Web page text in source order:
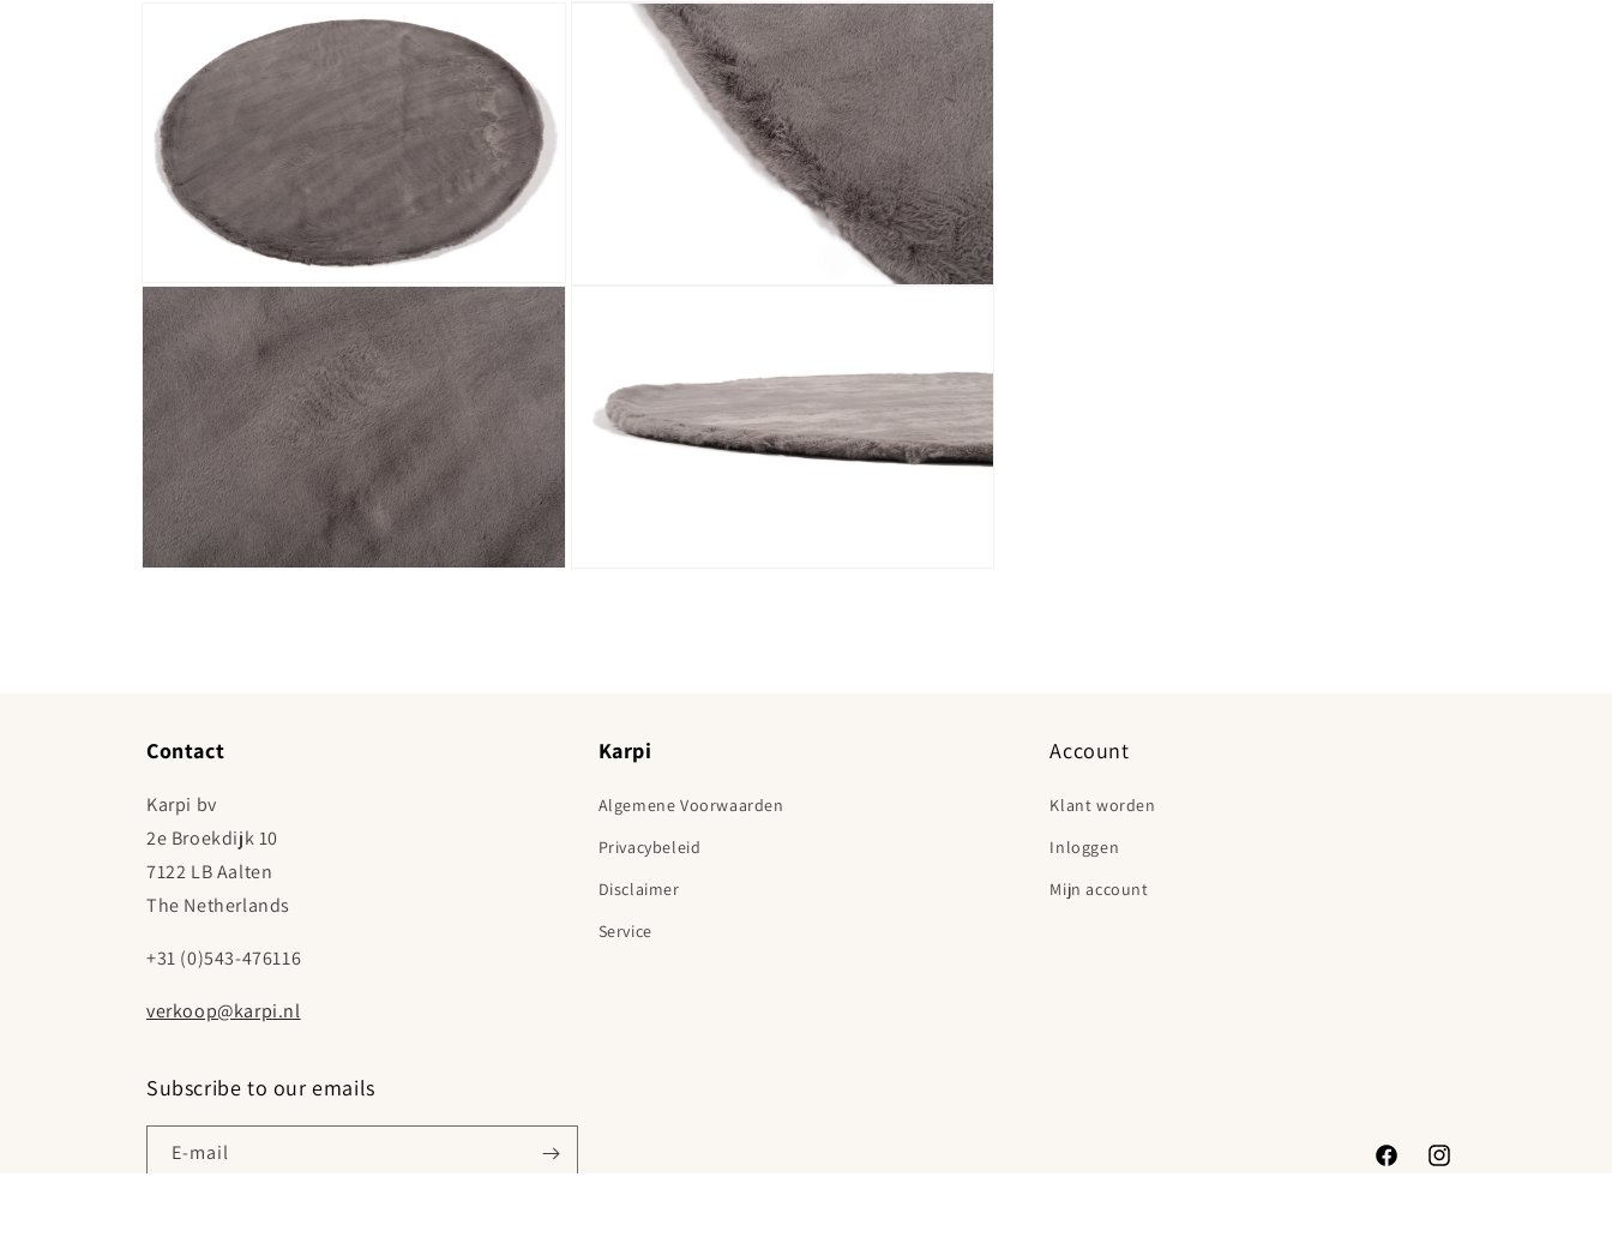
Media 3 openen in modaal
Media 4 openen in modaal
Contact
Karpi bv
2e Broekdijk 10
7122 LB Aalten
The Netherlands
+31 (0)543-476116
verkoop@karpi.nl
Karpi
Algemene Voorwaarden
Privacybeleid
Disclaimer
Service
Account
Klant worden
Inloggen
Mijn account
Subscribe to our emails
E‑mail
FacebookInstagram